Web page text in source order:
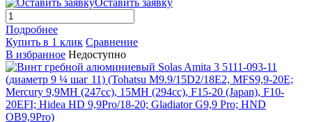
Подробнее
Купить в 1 клик Сравнение
В избранное Недоступно